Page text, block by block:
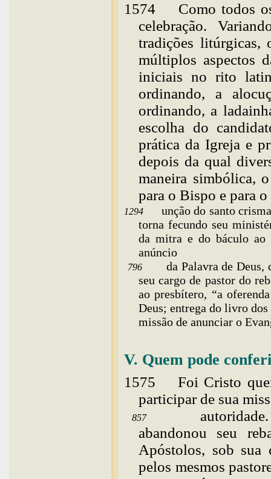
1574 Comotodos
celebração.
tradições litúrgicas,
múltiplos aspectos
iniciais no rito
ordinando, a
ordinando, a
escolha do
prática da Igreja e
depois da qual
maneira simbólica,
para o Bispo e para
1294 unção do santo
torna fecundo seu
da mitra e do báculo ao
anúncio
796 da Palavra de
seu cargo de pastor do
ao presbítero, “a
Deus; entrega do livro dos
missão de anunciar o
V. Quem pode
1575 Foi Cristo
participar de sua
857
abandonou seu
Apóstolos, sob sua
pelos mesmos